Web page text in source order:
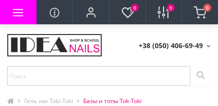
0 0 0
+38 (050) 406-69-49
Гель лак Toki-Toki Базы и топы Tok-Toki